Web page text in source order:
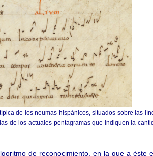
de los neumas hispánicos, situados sobre las
de los actuales pentagramas que indiquen la
de reconocimiento, en la que a éste